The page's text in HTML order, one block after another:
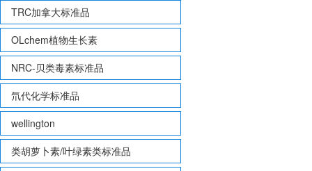
TRC加拿大标准品
OLchem植物生长素
NRC-贝类毒素标准品
氘代化学标准品
wellington
类胡萝卜素/叶绿素类标准品